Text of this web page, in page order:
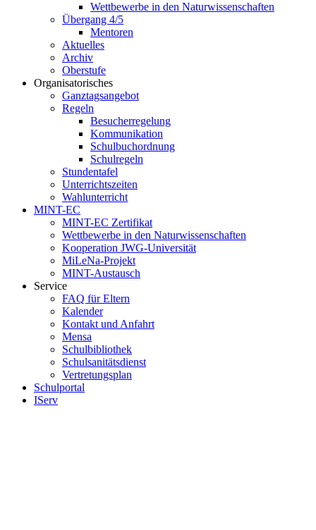
Wettbewerbe in den Naturwissenschaften
Übergang 4/5
Mentoren
Aktuelles
Archiv
Oberstufe
Organisatorisches
Ganztagsangebot
Regeln
Besucherregelung
Kommunikation
Schulbuchordnung
Schulregeln
Stundentafel
Unterrichtszeiten
Wahlunterricht
MINT-EC
MINT-EC Zertifikat
Wettbewerbe in den Naturwissenschaften
Kooperation JWG-Universität
MiLeNa-Projekt
MINT-Austausch
Service
FAQ für Eltern
Kalender
Kontakt und Anfahrt
Mensa
Schulbibliothek
Schulsanitätsdienst
Vertretungsplan
Schulportal
IServ